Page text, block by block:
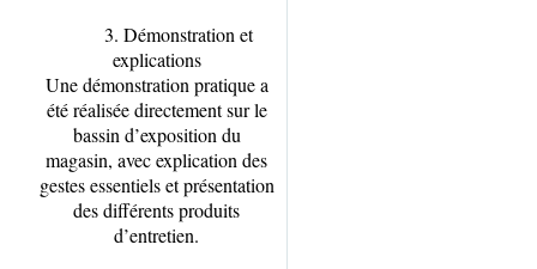
3. Démonstration et
explications
Une démonstration pratique a
été réalisée directement sur le
bassin d’exposition du
magasin, avec explication des
gestes essentiels et présentation
des différents produits
d’entretien.